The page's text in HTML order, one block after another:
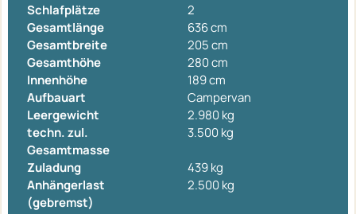
Schlafplätze
2
Gesamtlänge
636 cm
Gesamtbreite
205 cm
Gesamthöhe
280 cm
Innenhöhe
189 cm
Aufbauart
Campervan
Leergewicht
2.980 kg
techn. zul.
Gesamtmasse
3.500 kg
Zuladung
439 kg
Anhängerlast
(gebremst)
2.500 kg